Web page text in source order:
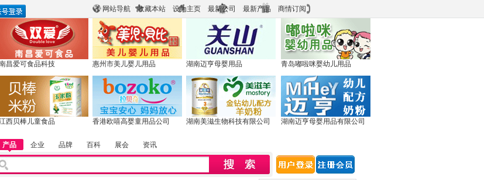
网站导航 收藏本站 设为主页 最新公司 最新产品 商情订阅
昌爱可食品科技 惠州市美儿婴儿用品 湖南迈亨母婴用品 青岛嘟啦咪婴幼儿用品
西贝棒儿童食品 香港欧嘻高婴童用品公司 湖南美滋生物科技有限公司 湖南迈亨母婴用品有限公司
产品 企业 品牌 百科 展会 资讯